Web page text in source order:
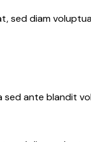
sed diam
sed ante blandit